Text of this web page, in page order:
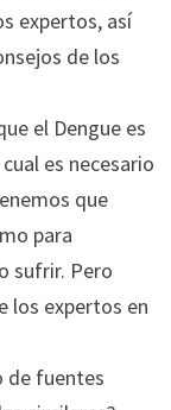
expertos, así
de los
el Dengue es
es necesario
que
para
sufrir. Pero
los expertos en
de fuentes